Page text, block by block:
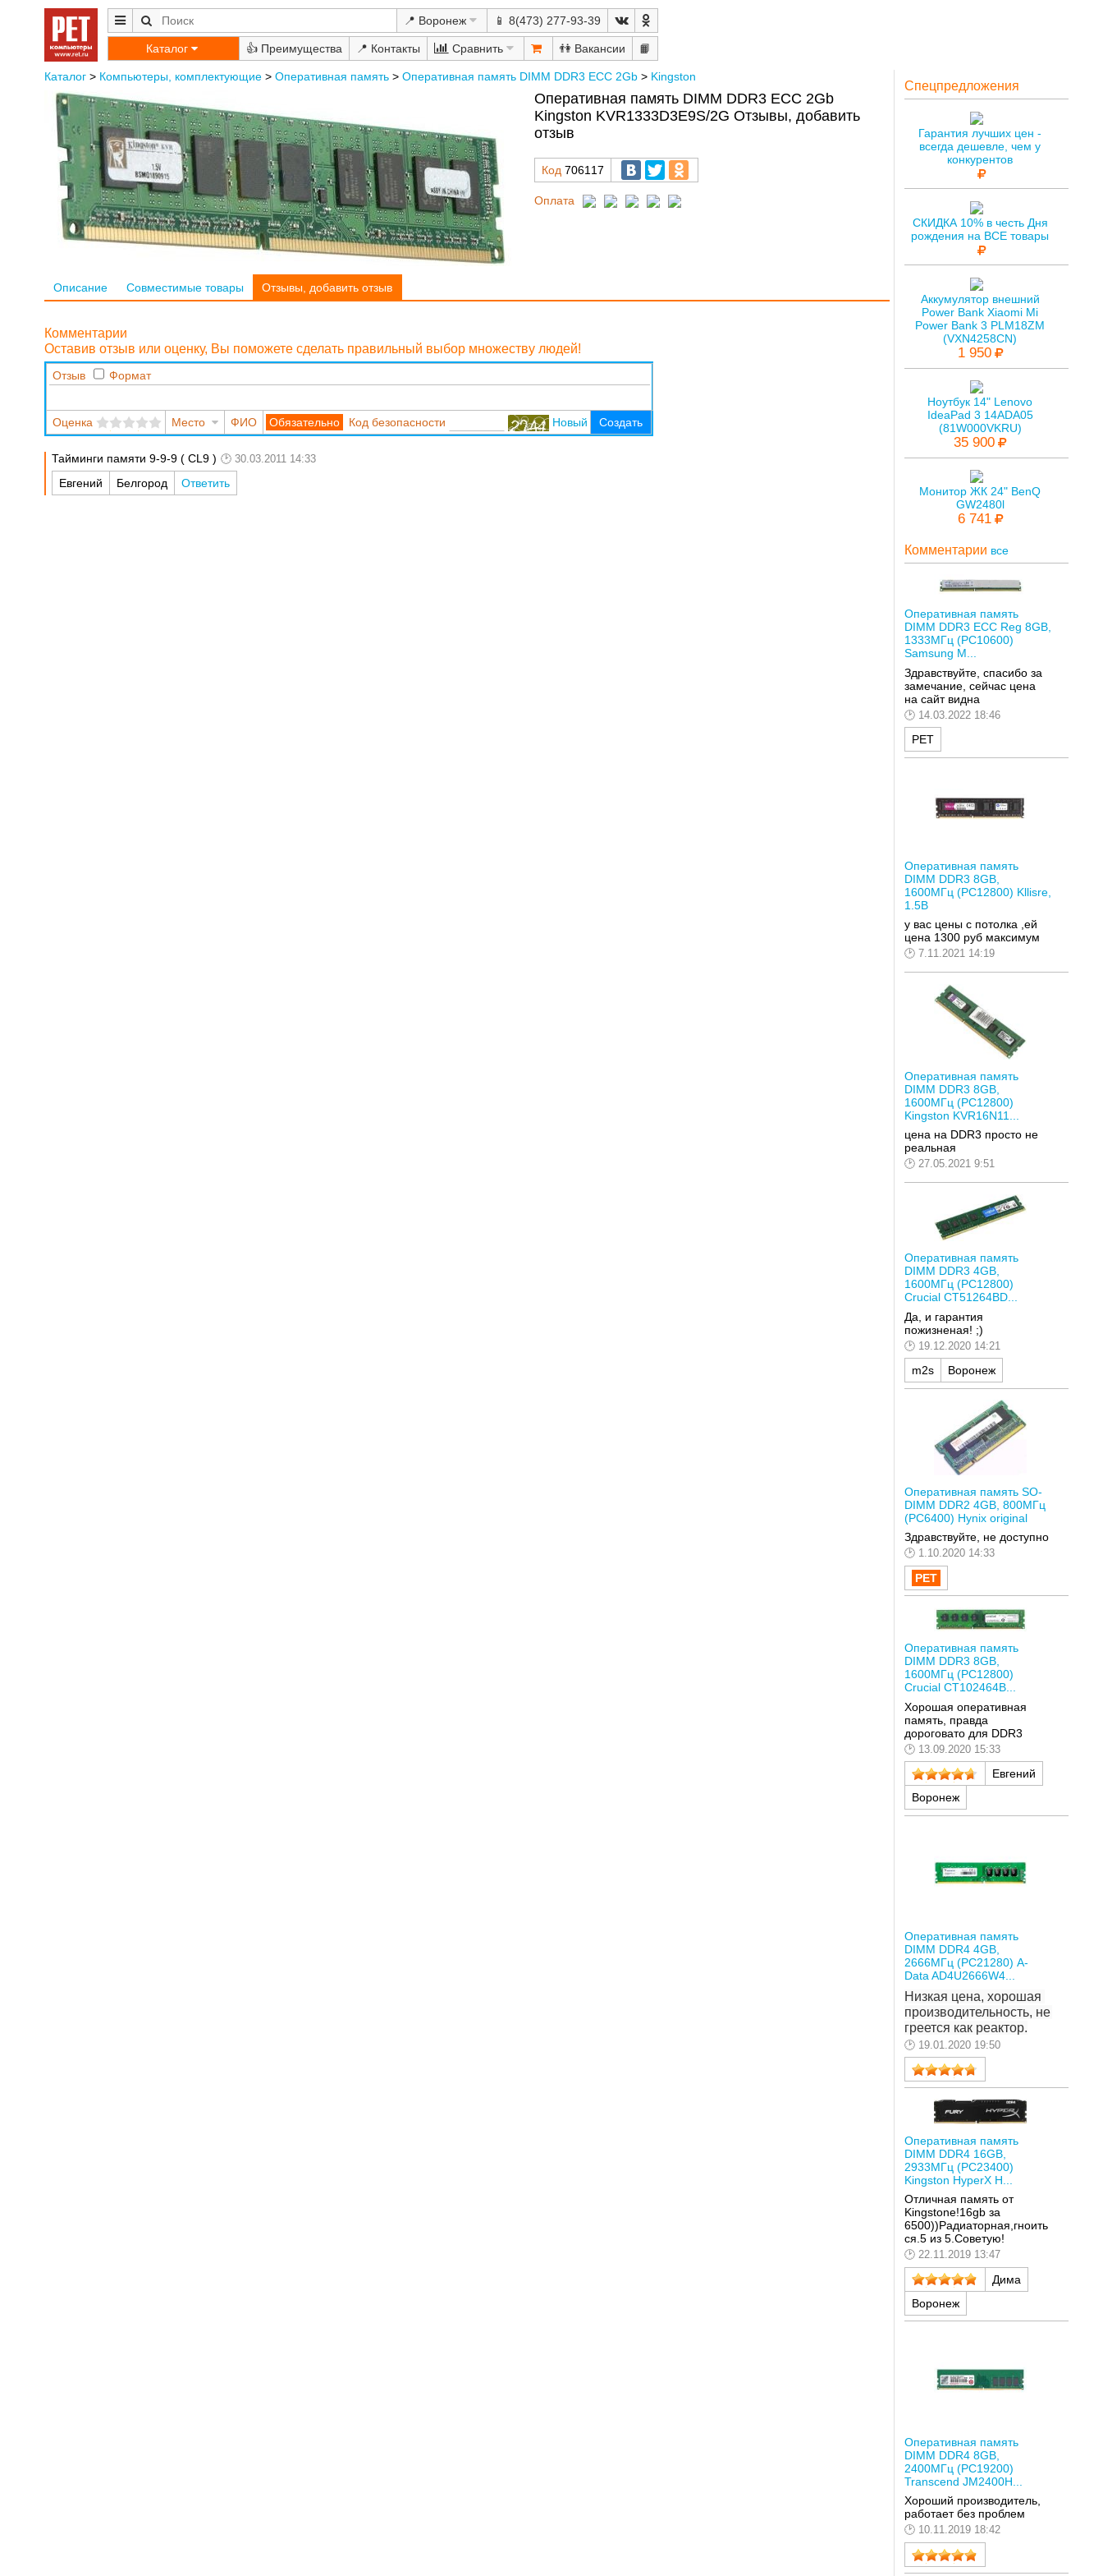
📍 Воронеж 📱 8(473) 277-93-39
Каталог 👍 📍 Сравнить 👫 📙
Каталог> Компьютеры, комплектующие> Оперативная память> Оперативная память DIMM DDR3 ECC 2Gb> Kingston
Оперативная память DIMM DDR3 ECC 2Gb
Kingston KVR1333D3E9S/2G Отзывы, добавить
отзыв
Код 706117
Оплата
Описание Совместимые товары Отзывы, добавить отзыв
Комментарии
Оставив отзыв или оценку, Вы поможете сделать правильный выбор множеству людей!
Отзыв Формат
Оценка Место ФИО Код безопасности Новый Создать
Тайминги памяти 9-9-9 ( CL9 ) 30.03.2011 14:33
Евгений Белгород Ответить
Спецпредложения
Гарантия лучших цен -
всегда дешевле, чем у
конкурентов
СКИДКА 10% в честь Дня
рождения на ВСЕ товары
Аккумулятор внешний
Power Bank Xiaomi Mi
Power Bank 3 PLM18ZM
(VXN4258CN)
1 950
Ноутбук 14" Lenovo
IdeaPad 3 14ADA05
(81W000VKRU)
35 900
Монитор ЖК 24" BenQ
GW2480l
6 741
Комментарии все
Оперативная память
DIMM DDR3 ECC Reg 8GB,
1333МГц (PC10600)
Samsung M...
Здравствуйте, спасибо за
замечание, сейчас цена
на сайт видна
14.03.2022 18:46
РЕТ
Оперативная память
DIMM DDR3 8GB,
1600МГц (PC12800) Kllisre,
1.5В
у вас цены с потолка ,ей
цена 1300 руб максимум
7.11.2021 14:19
Оперативная память
DIMM DDR3 8GB,
1600МГц (PC12800)
Kingston KVR16N11...
цена на DDR3 просто не
реальная
27.05.2021 9:51
Оперативная память
DIMM DDR3 4GB,
1600МГц (PC12800)
Crucial CT51264BD...
Да, и гарантия
пожизненая! ;)
19.12.2020 14:21
m2s Воронеж
Оперативная память SO-
DIMM DDR2 4GB, 800МГц
(PC6400) Hynix original
Здравствуйте, не доступно
1.10.2020 14:33
Оперативная память
DIMM DDR3 8GB,
1600МГц (PC12800)
Crucial CT102464B...
Хорошая оперативная
память, правда
дороговато для DDR3
13.09.2020 15:33
Евгений
Воронеж
Оперативная память
DIMM DDR4 4GB,
2666МГц (PC21280) A-
Data AD4U2666W4...
Низкая цена, хорошая
производительность, не
греется как реактор.
19.01.2020 19:50
Оперативная память
DIMM DDR4 16GB,
2933МГц (PC23400)
Kingston HyperX H...
Отличная память от
Kingstone!16gb за
6500))Радиаторная,гноить
ся.5 из 5.Советую!
22.11.2019 13:47
Дима
Воронеж
Оперативная память
DIMM DDR4 8GB,
2400МГц (PC19200)
Transcend JM2400H...
Хороший производитель,
работает без проблем
10.11.2019 18:42